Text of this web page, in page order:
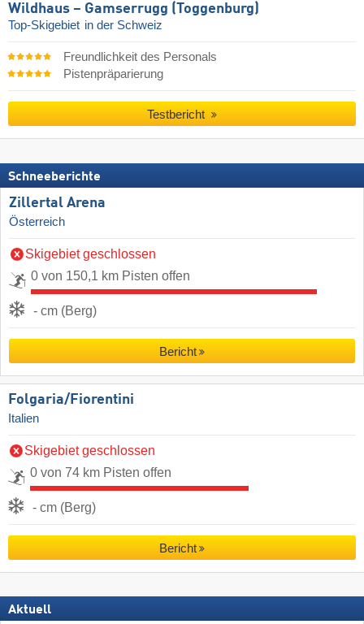
Wildhaus – Gamserrugg (Toggenburg)
Top-Skigebiet in der Schweiz
Freundlichkeit des Personals
Pistenpräparierung
Testbericht
Schneeberichte
Zillertal Arena
Österreich
Skigebiet geschlossen
0 von 150,1 km Pisten offen
- cm (Berg)
Bericht
Folgaria/​Fiorentini
Italien
Skigebiet geschlossen
0 von 74 km Pisten offen
- cm (Berg)
Bericht
Aktuell